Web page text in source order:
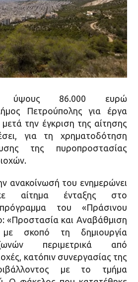
ύψους 86.000 ευρώ
Πετρούπολης για έργα
την έγκριση της αίτησης
για τη χρηματοδότηση
της πυροπροστασίας
ανακοίνωσή του ενημερώνει
αίτημα ένταξης στο
του «Πράσινου
«Προστασία και Αναβάθμιση
σκοπό τη δημιουργία
περιμετρικά από
κατόπιν συνεργασίας της
με το τμήμα